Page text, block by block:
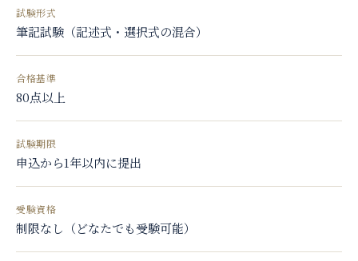
試験形式
筆記試験（記述式・選択式の混合）
合格基準
80点以上
試験期限
申込から1年以内に提出
受験資格
制限なし（どなたでも受験可能）